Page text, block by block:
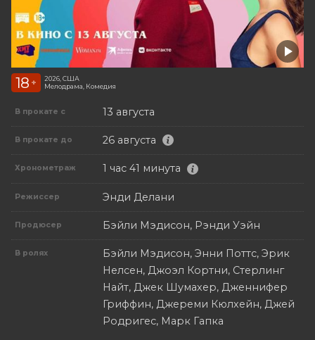
18 +
2026, США
Мелодрама, Комедия
В прокате с 13 августа
В прокате до 26 августа
Хронометраж 1 час 41 минута
Режиссер Энди Делани
Продюсер Бэйли Мэдисон, Рэнди Уэйн
В ролях
Бэйли Мэдисон, Энни Поттс, Эрик
Нелсен, Джоэл Кортни, Стерлинг
Найт, Джек Шумахер, Дженнифер
Гриффин, Джереми Кюлхейн, Джей
Родригес, Марк Гапка